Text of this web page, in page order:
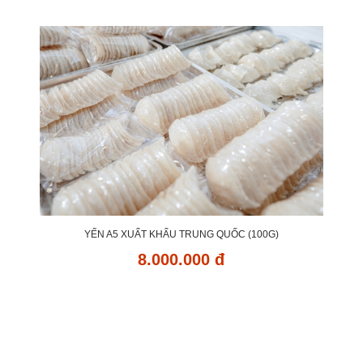
YẾN A5 XUẤT KHẨU TRUNG QUỐC (100G)
8.000.000 đ